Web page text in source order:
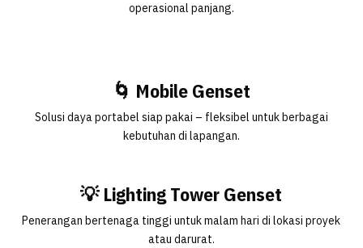
operasional panjang.
🌀 Mobile Genset
Solusi daya portabel siap pakai – fleksibel untuk berbagai
kebutuhan di lapangan.
💡 Lighting Tower Genset
Penerangan bertenaga tinggi untuk malam hari di lokasi proyek
atau darurat.